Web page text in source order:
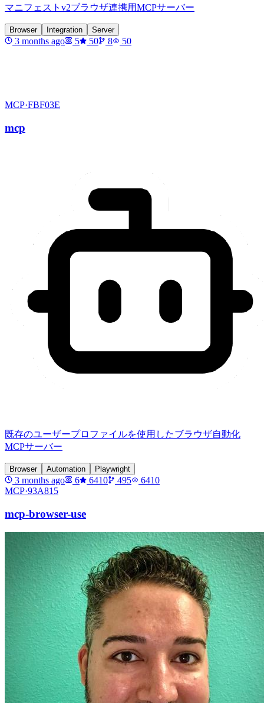
マニフェストv2ブラウザ連携用MCPサーバー
Browser Integration Server
3 months ago 5 50 8 50
MCP·FBF03E
mcp
既存のユーザープロファイルを使用したブラウザ自動化
MCPサーバー
Browser Automation Playwright
3 months ago 6 6410 495
6410
MCP·93A815
mcp-browser-use